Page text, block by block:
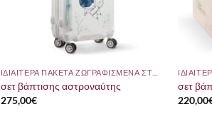
σετ βάπτισης αστροναύτης
275,00€
σετ
220,00